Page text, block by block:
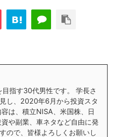
目指す30代男性です。 学長さ
し、2020年6月から投資スタ
は、積立NISA、米国株、日
や副業、車ネタなど自由に発
ので、皆様よろしくお願いし